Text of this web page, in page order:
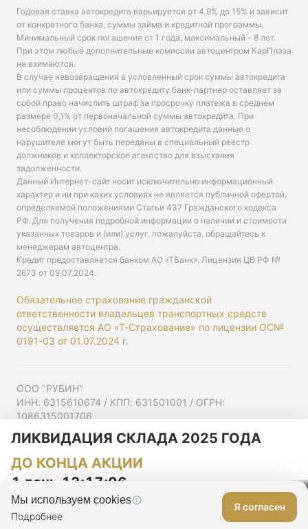
Годовая ставка автокредита варьируется от 4.9% до 15% и зависит
от конкретного банка, суммы займа и кредитной программы.
Минимальный срок погашения от 1 года, максимальный - 8 лет.
При этом любые дополнительные комиссии автоцентром КарПлаза
не взимаются.
В случае невозвращения в условленный срок суммы автокредита
или суммы процентов по автокредиту банк-партнер оставляет за
собой право начислить штраф за просрочку платежа в среднем
размере 0,1% от первоначальной суммы автокредита. При
несоблюдении условий погашения автокредита данные о
нарушителе могут быть переданы в специальный реестр
должников и коллекторское агентство для взыскания
задолженности.
Данный Интернет-сайт носит исключительно информационный
характер и ни при каких условиях не является публичной офертой,
определяемой положениями Статьи 437 Гражданского кодекса
РФ. Для получения подробной информации о наличии и стоимости
указанных товаров и (или) услуг, пожалуйста, обращайтесь к
менеджерам автоцентра.
Кредит предоставляется банком АО «ТБанк». Лицензия ЦБ РФ №
2673 от 09.07.2024.
Обязательное страхование гражданской
ответственности владельцев транспортных средств
осуществляется АО «Т-Страхование» по лицензии ОС№
0191-03 от 01.07.2024 г.
ООО "РУБИН"
ИНН: 6315610674 / КПП: 631501001 / ОГРН:
1086315001706
Ульяновская ул, д. 52/55, помещ. 9-18
Согласие на рекламную рассылку
Политика конфиденциальности
Мы используем cookies
Подробнее
Я согласен
ЛИКВИДАЦИЯ СКЛАДА 2025 ГОДА
ДО КОНЦА АКЦИИ
1 день 12:17:05
Оставить заявку